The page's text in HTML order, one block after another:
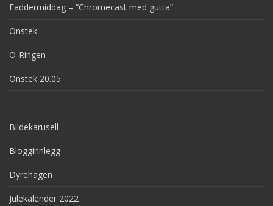
Faddermiddag – “Chromecast med gutta”
Onstek
O-Ringen
Onstek 20.05
Bildekarusell
Blogginnlegg
Dyrehagen
Julekalender 2022